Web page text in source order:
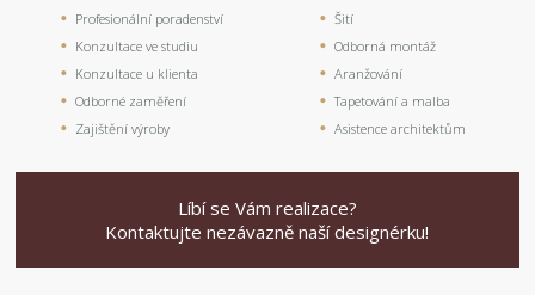
Profesionální poradenství
Konzultace ve studiu
Konzultace u klienta
Odborné zaměření
Zajištění výroby
Šití
Odborná montáž
Aranžování
Tapetování a malba
Asistence architektům
Líbí se Vám realizace?
Kontaktujte nezávazně naší designérku!